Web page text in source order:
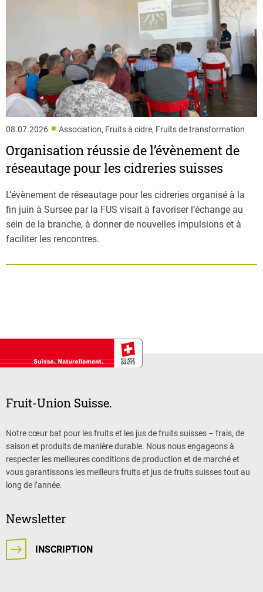
08.07.2026 ■ Association, Fruits à cidre, Fruits de transformation
Organisation réussie de l’évènement de
réseautage pour les cidreries suisses
L’évènement de réseautage pour les cidreries organisé à la
fin juin à Sursee par la FUS visait à favoriser l’échange au
sein de la branche, à donner de nouvelles impulsions et à
faciliter les rencontres.
Fruit-Union Suisse.
Notre cœur bat pour les fruits et les jus de fruits suisses – frais, de
saison et produits de manière durable. Nous nous engageons à
respecter les meilleures conditions de production et de marché et
vous garantissons les meilleurs fruits et jus de fruits suisses tout au
long de l’année.
Newsletter
INSCRIPTION